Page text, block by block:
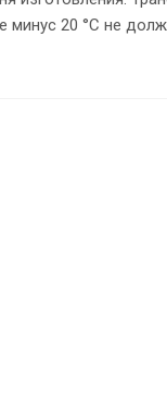
минус 20 °С не